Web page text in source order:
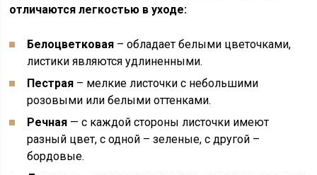
отличаются легкостью в уходе:
Белоцветковая – обладает белыми цветочками,
листики являются удлиненными.
Пестрая – мелкие листочки с небольшими
розовыми или белыми оттенками.
Речная — с каждой стороны листочки имеют
разный цвет, с одной – зеленые, с другой –
бордовые.